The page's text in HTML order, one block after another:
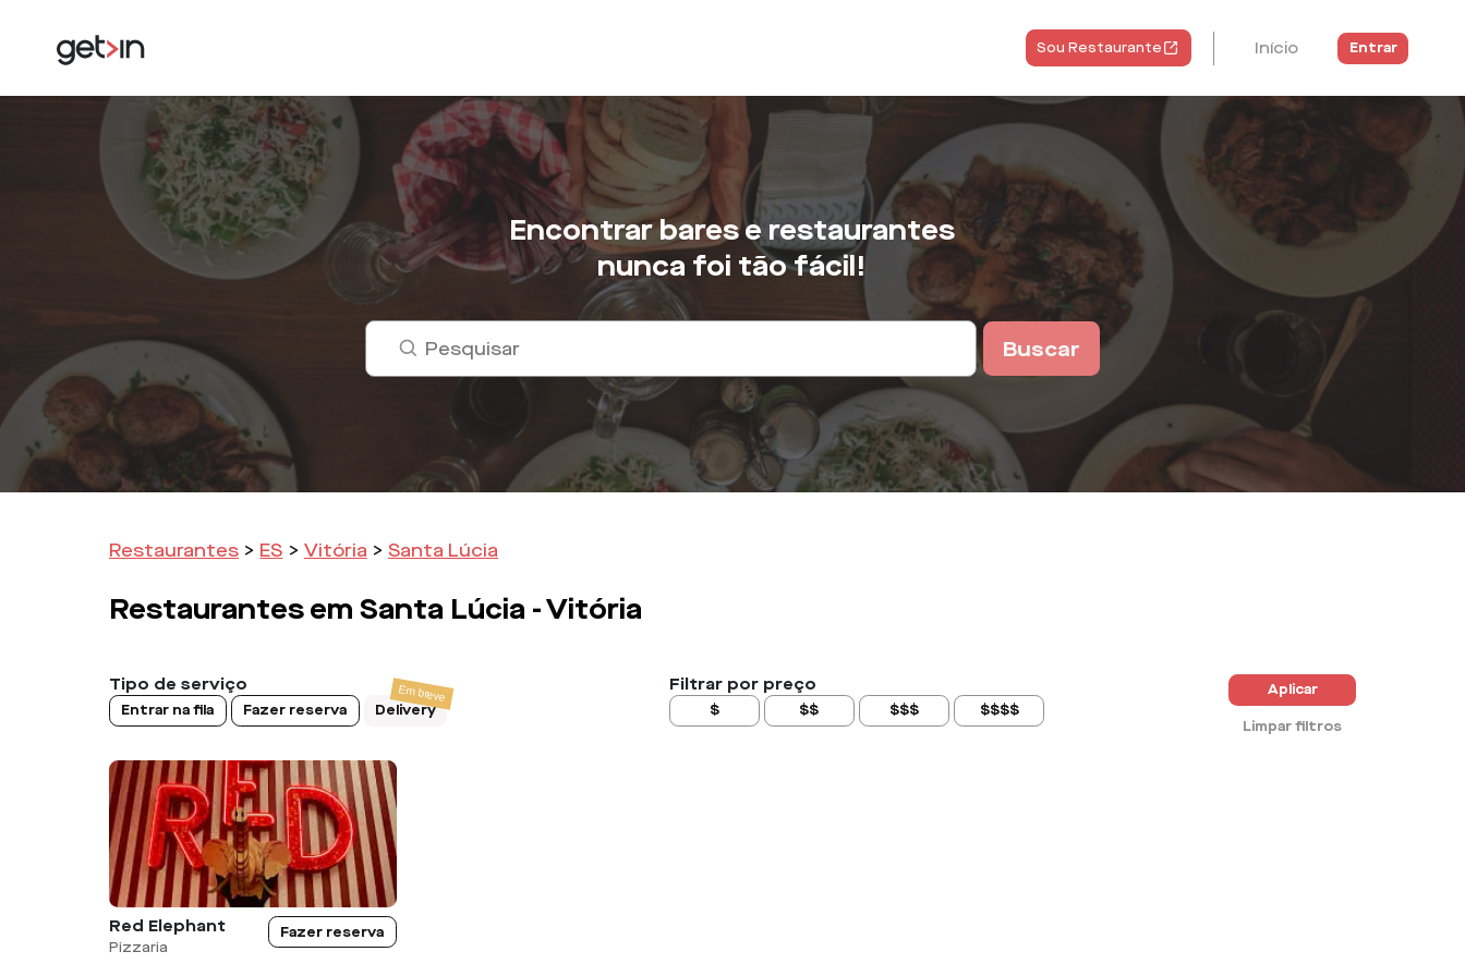
Sou Restaurante Início Entrar
Encontrar bares e restaurantes
nunca foi tão fácil!
Buscar
Restaurantes > ES > Vitória > Santa Lúcia
Restaurantes em Santa Lúcia -Vitória
Tipo de serviço
Entrar na fila Fazer reserva Delivery
Filtrar por preço
$ $$ $$$ $$$$
Aplicar
Limpar filtros
Red Elephant
Pizzaria
Fazer reserva